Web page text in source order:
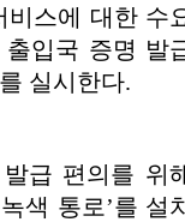
비스에 대한 수
입국 증명 발
실시한다.
급 편의를 위
색 통로’를 설